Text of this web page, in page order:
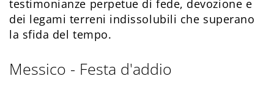
testimonianze perpetue di fede, devozione e
dei legami terreni indissolubili che superano
la sfida del tempo.
Messico - Festa d'addio